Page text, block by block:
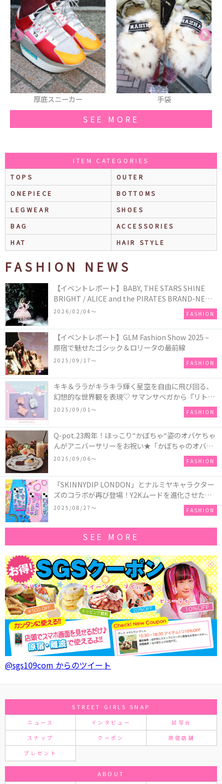
手袋 厚底シューズ
SEE MORE
ITEM CATEGORIES
TOPS
OUTER
ONEPIECE
BOTTOMS
LEGWEAR
SHOES
BAG
ACCESSORIES
HAT
HAIR STYLE
FASHION NEWS
【イベントレポート】BABY, THE STARS SHINE
BRIGHT / ALICE and the PIRATES BRAND-NEW
COLLECTION in TOKYO
2026/02/04〜 FASHION
【イベントレポート】GLM Fashion Show 2025 –
原宿で魅せたゴシック＆ロリータの最前線
2025/09/17〜 FASHION
キキ＆ララがキラキラ輝く星空を自由に飛び回る、
幻想的な世界観を表現♡ サマンサベガから『リトル
ツインスターズ』50周年アニバーサリーイヤー』を
2025/09/01〜 FASHION
Q-pot.23周年！ほっこり“かぼちゃ“姿のオバケちゃ
んがアニバーサリーをお祝い★「かぼちゃのオバケ
ーキアクセサリー」が新発売！Q-pot CAFE.では
「かぼちゃのオバケーキプレート」も登場
2025/09/06〜 FASHION
「SKINNYDIP LONDON」とナルミヤキャラクター
ズのコラボが再び登場！Y2Kムードを進化させた新
作コレクションを発売♪
2025/08/27〜 FASHION
SEE MORE
@sgs109com からのツイート
STREET GIRLS SNAP
ニュース インタビュー 試写会
スナップ クーポン 原宿店舗
プレゼント
ABOUT